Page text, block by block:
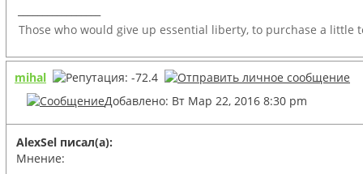
Those who would give up essential liberty, to purchase a
mihal
Добавлено: Вт Мар 22, 2016 8:30 pm
AlexSel писал(а):
Мнение: